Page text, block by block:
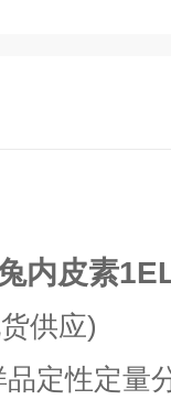
内皮素
供应)
品定性定量